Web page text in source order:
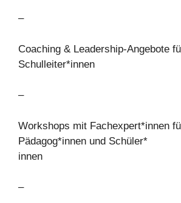
–
Coaching & Leadership-Angebote
Schulleiter*innen
–
Workshops mit Fachexpert*innen
Pädagog*innen und Schüler*
innen
–